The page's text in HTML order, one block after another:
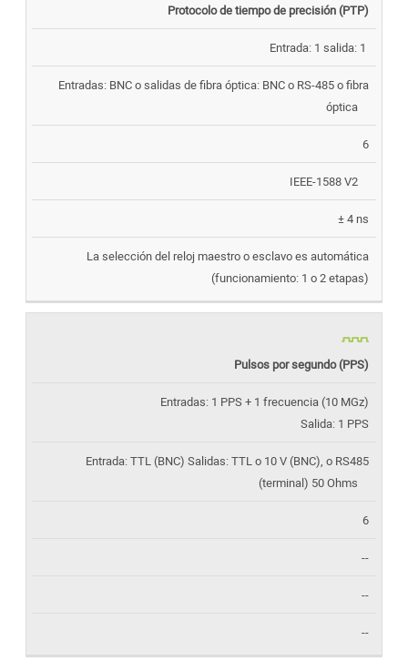
Protocolo de tiempo de precisión (PTP)
Entrada: 1 salida: 1
Entradas: BNC o salidas de fibra óptica: BNC o RS-485 o fibra
óptica
6
IEEE-1588 V2
± 4 ns
La selección del reloj maestro o esclavo es automática
(funcionamiento: 1 o 2 etapas)
Pulsos por segundo (PPS)
Entradas: 1 PPS + 1 frecuencia (10 MGz)
Salida: 1 PPS
Entrada: TTL (BNC) Salidas: TTL o 10 V (BNC), o RS485
(terminal) 50 Ohms
6
--
--
--